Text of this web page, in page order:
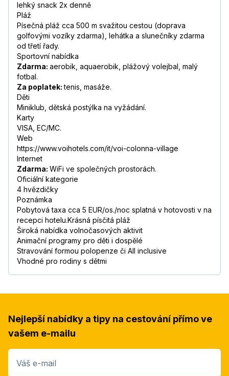
lehký snack 2x denně
Pláž
Písečná pláž cca 500 m svažitou cestou (doprava
golfovými vozíky zdarma), lehátka a slunečníky zdarma
od třetí řady.
Sportovní nabídka
Zdarma: aerobik, aquaerobik, plážový volejbal, malý
fotbal.
Za poplatek:tenis, masáže.
Děti
Miniklub, dětská postýlka na vyžádání.
Karty
VISA, EC/MC.
Web
https://www.voihotels.com/it/voi-colonna-village
Internet
Zdarma: WiFi ve společných prostorách.
Oficiální kategorie
4 hvězdičky
Poznámka
Pobytová taxa cca 5 EUR/os./noc splatná v hotovosti v na
recepci hotelu.Krásná písčitá pláž
Široká nabídka volnočasových aktivit
Animační programy pro děti i dospělé
Stravování formou polopenze či All inclusive
Vhodné pro rodiny s dětmi
Nejlepší nabídky a tipy na cestování přímo ve
vašem e-mailu
Váš e-mail